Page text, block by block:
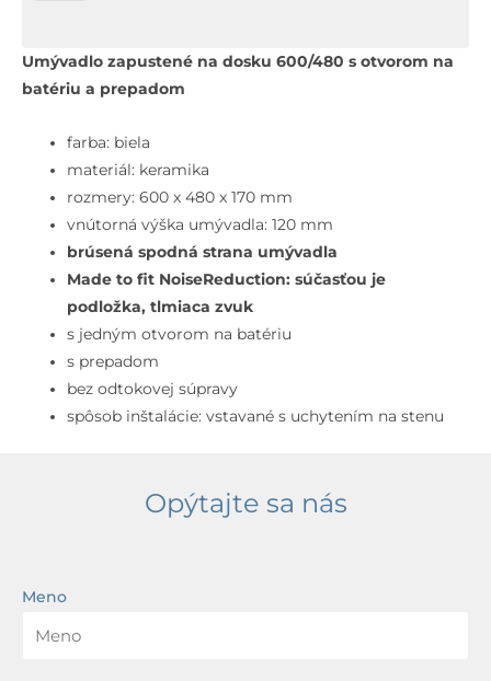
Q
Umývadlo
cm,
prepadom,
otvor
batériu,
Umývadlo zapustené na dosku 600/480 s otvorom na
batériu a prepadom
farba: biela
materiál: keramika
rozmery: 600 x 480 x 170 mm
vnútorná výška umývadla: 120 mm
brúsená spodná strana umývadla
Made to fit NoiseReduction: súčasťou je
podložka, tlmiaca zvuk
s jedným otvorom na batériu
s prepadom
bez odtokovej súpravy
spôsob inštalácie: vstavané s uchytením na stenu
Opýtajte sa nás
Meno